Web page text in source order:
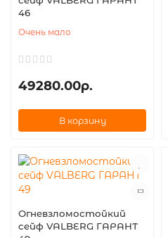
46
Очень мало
49280.00р.
В корзину
Огневзломостойкий
сейф VALBERG ГАРАНТ